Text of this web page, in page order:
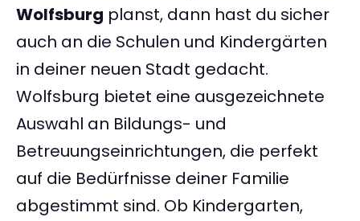
Wolfsburg planst, dann hast du sicher
auch an die Schulen und Kindergärten
in deiner neuen Stadt gedacht.
Wolfsburg bietet eine ausgezeichnete
Auswahl an Bildungs- und
Betreuungseinrichtungen, die perfekt
auf die Bedürfnisse deiner Familie
abgestimmt sind. Ob Kindergarten,